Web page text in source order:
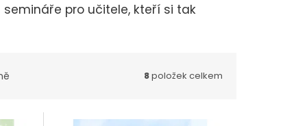
pro učitele, kteří si tak
8položek celkem